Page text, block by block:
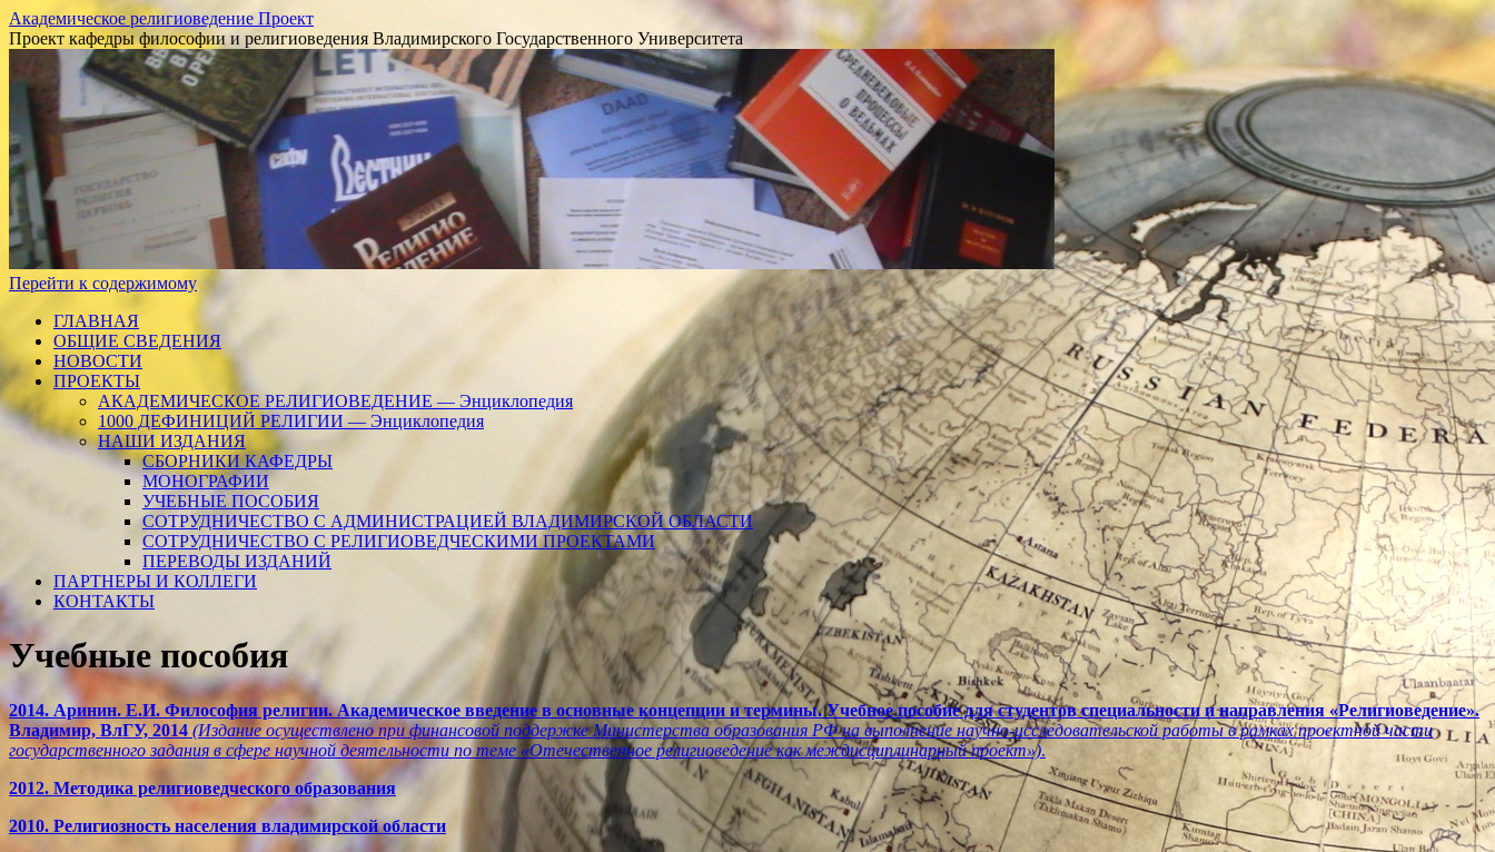
Академическое религиоведение Проект
Проект кафедры философии и религиоведения Владимирского Государственного Университета
Перейти к содержимому
ГЛАВНАЯ
ОБЩИЕ СВЕДЕНИЯ
НОВОСТИ
ПРОЕКТЫ
АКАДЕМИЧЕСКОЕ РЕЛИГИОВЕДЕНИЕ — Энциклопедия
1000 ДЕФИНИЦИЙ РЕЛИГИИ — Энциклопедия
НАШИ ИЗДАНИЯ
СБОРНИКИ КАФЕДРЫ
МОНОГРАФИИ
УЧЕБНЫЕ ПОСОБИЯ
СОТРУДНИЧЕСТВО С АДМИНИСТРАЦИЕЙ ВЛАДИМИРСКОЙ ОБЛАСТИ
СОТРУДНИЧЕСТВО С РЕЛИГИОВЕДЧЕСКИМИ ПРОЕКТАМИ
ПЕРЕВОДЫ ИЗДАНИЙ
ПАРТНЕРЫ И КОЛЛЕГИ
КОНТАКТЫ
Учебные пособия
2014. Аринин. Е.И. Философия религии. Академическое введение в основные концепции и термины. Учебное пособие для студентов специальности и направления «Религиоведение».
Владимир, ВлГУ, 2014 (Издание осуществлено при финансовой поддержке Министерства образования РФ на выполнение научно-исследовательской работы в рамках проектной части
государственного задания в сфере научной деятельности по теме «Отечественное религиоведение как междисциплинарный проект»).
2012. Методика религиоведческого образования
2010. Религиозность населения владимирской области